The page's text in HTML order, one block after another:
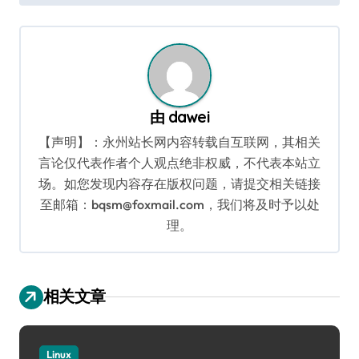
导
由 dawei
【声明】：永州站长网内容转载自互联网，其相关
言论仅代表作者个人观点绝非权威，不代表本站立
场。如您发现内容存在版权问题，请提交相关链接
至邮箱：bqsm@foxmail.com，我们将及时予以处
理。
相关文章
Linux